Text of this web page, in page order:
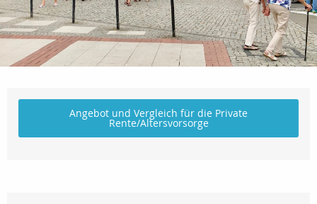
Angebot und Vergleich für die Private
Rente/Altersvorsorge